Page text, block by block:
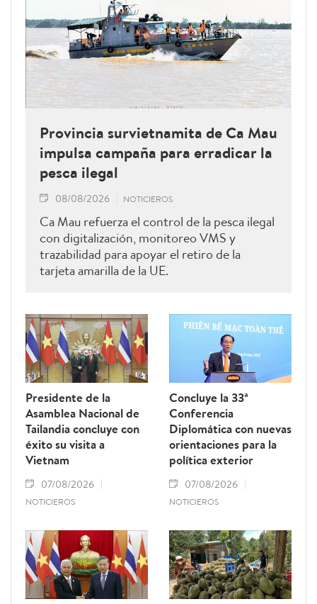
Provincia survietnamita de Ca Mau
impulsa campaña para erradicar la
pesca ilegal
08/08/2026 NOTICIEROS
Ca Mau refuerza el control de la pesca ilegal
con digitalización, monitoreo VMS y
trazabilidad para apoyar el retiro de la
tarjeta amarilla de la UE.
Presidente de la
Asamblea Nacional de
Tailandia concluye con
éxito su visita a
Vietnam
07/08/2026
NOTICIEROS
Concluye la 33ª
Conferencia
Diplomática con nuevas
orientaciones para la
política exterior
07/08/2026
NOTICIEROS